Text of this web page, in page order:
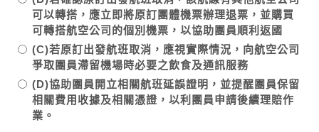
可以轉搭，應立即將原訂團體機票辦理退票，並購買
可轉搭航空公司的個別機票，以協助團員順利返國
(C)若原訂出發航班取消，應視實際情況，向航空公司
爭取團員滯留機場時必要之飲食及通訊服務
(D)協助團員開立相關航班延誤證明，並提醒團員保留
相關費用收據及相關憑證，以利團員申請後續理賠作
業。